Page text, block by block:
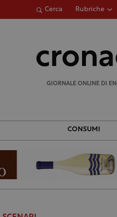
Cerca Rubriche
GIORNALE ONLINE DI
CONSUMI